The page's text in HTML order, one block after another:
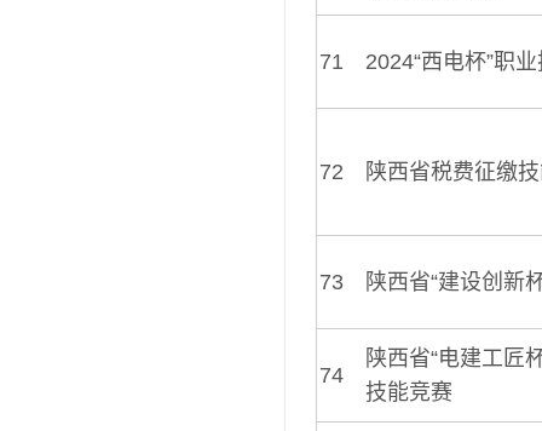
71 2024“西电杯”职
72 陕西省税费征缴
73 陕西省“建设创新
74
陕西省“电建工匠
技能竞赛